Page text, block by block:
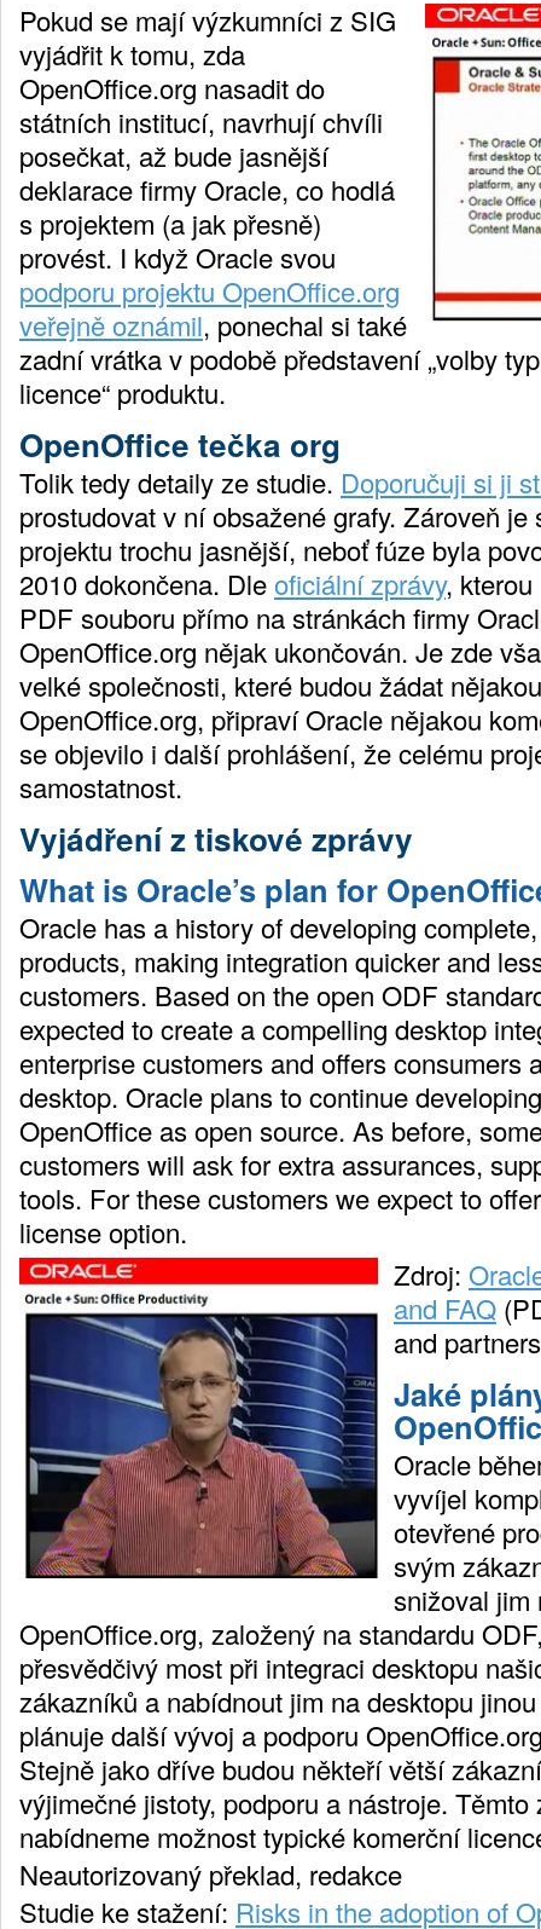
Pokud se mají výzkumníci z SIG
vyjádřit k tomu, zda
OpenOffice.org nasadit do
státních institucí, navrhují chvíli
posečkat, až bude jasnější
deklarace firmy Oracle, co hodlá
s projektem (a jak přesně)
provést. I když Oracle svou
podporu projektu OpenOffice.org
veřejně oznámil, ponechal si také
zadní vrátka v podobě představení „volby
licence“ produktu.
OpenOffice tečka org
Tolik tedy detaily ze studie. Doporučuji si ji
prostudovat v ní obsažené grafy. Zároveň
projektu trochu jasnější, neboť fúze byla
2010 dokončena. Dleoficiální zprávy,
PDF souboru přímo na stránkách firmy
OpenOffice.org nějak ukončován. Je zde
velké společnosti, které budou žádat
OpenOffice.org, připraví Oracle nějakou
se objevilo i další prohlášení, že celému
samostatnost.
Vyjádření z tiskové zprávy
What is Oracle’s plan for
Oracle has a history of developing
products, making integration quicker and
customers. Based on the open ODF
expected to create a compelling desktop
enterprise customers and offers consumers
desktop. Oracle plans to continue
OpenOffice as open source. As before,
customers will ask for extra assurances,
tools. For these customers we expect to
license option.
Zdroj:
and FAQ
and partners
Jaké
Oracle
vyvíjel
otevřené
svým
snižoval jim
OpenOffice.org, založený na standardu
přesvědčivý most při integraci desktopu
zákazníků a nabídnout jim na desktopu
plánuje další vývoj a podporu
Stejně jako dříve budou někteří větší
výjimečné jistoty, podporu a nástroje. Těmto
nabídneme možnost typické komerční
Neautorizovaný překlad, redakce
Studie ke stažení: Risks in the adoption of